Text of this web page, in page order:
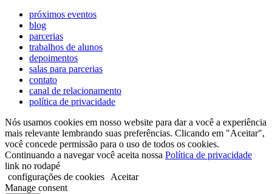
próximos eventos
blog
parcerias
trabalhos de alunos
depoimentos
salas para parcerias
contato
canal de relacionamento
política de privacidade
Nós usamos cookies em nosso website para dar a você a experiência
mais relevante lembrando suas preferências. Clicando em "Aceitar",
você concede permissão para o uso de todos os cookies.
Continuando a navegar você aceita nossa Política de privacidade
link no rodapé
configurações de cookies
Aceitar
Manage consent